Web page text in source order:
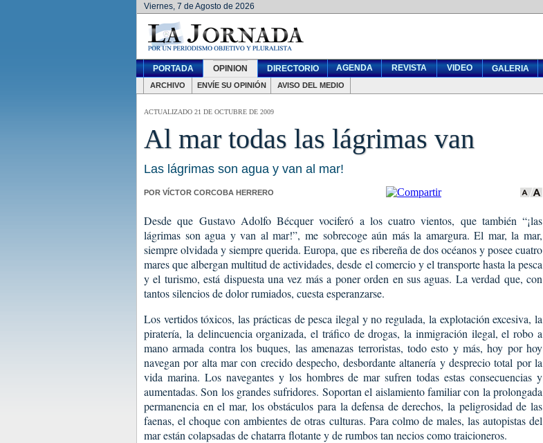
Viernes, 7 de Agosto de 2026
PORTADA OPINION DIRECTORIO AGENDA REVISTA VIDEO GALERIA
ARCHIVO ENVÍE SU OPINIÓN AVISO DEL MEDIO
ACTUALIZADO 21 DE OCTUBRE DE 2009
Al mar todas las lágrimas van
Las lágrimas son agua y van al mar!
POR VÍCTOR CORCOBA HERRERO
Desde que Gustavo Adolfo Bécquer vociferó a los cuatro vientos, que también “¡las
lágrimas son agua y van al mar!”, me sobrecoge aún más la amargura. El mar, la mar,
siempre olvidada y siempre querida. Europa, que es ribereña de dos océanos y posee cuatro
mares que albergan multitud de actividades, desde el comercio y el transporte hasta la pesca
y el turismo, está dispuesta una vez más a poner orden en sus aguas. La verdad que, con
tantos silencios de dolor rumiados, cuesta esperanzarse.
Los vertidos tóxicos, las prácticas de pesca ilegal y no regulada, la explotación excesiva, la
piratería, la delincuencia organizada, el tráfico de drogas, la inmigración ilegal, el robo a
mano armada contra los buques, las amenazas terroristas, todo esto y más, hoy por hoy
navegan por alta mar con crecido despecho, desbordante altanería y desprecio total por la
vida marina. Los navegantes y los hombres de mar sufren todas estas consecuencias y
aumentadas. Son los grandes sufridores. Soportan el aislamiento familiar con la prolongada
permanencia en el mar, los obstáculos para la defensa de derechos, la peligrosidad de las
faenas, el choque con ambientes de otras culturas. Para colmo de males, las autopistas del
mar están colapsadas de chatarra flotante y de rumbos tan necios como traicioneros.